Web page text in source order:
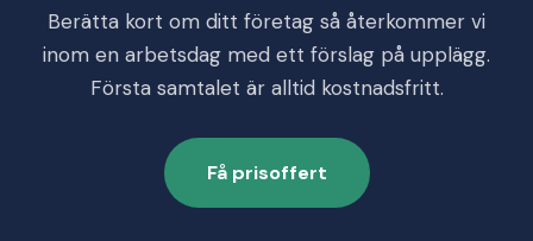
Berätta kort om ditt företag så återkommer vi
inom en arbetsdag med ett förslag på upplägg.
Första samtalet är alltid kostnadsfritt.
Få prisoffert